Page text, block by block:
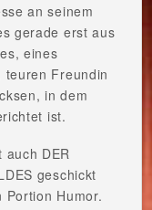
an seinem
gerade erst aus
eines
Freundin
in dem
ist.
DER
geschickt
Humor.